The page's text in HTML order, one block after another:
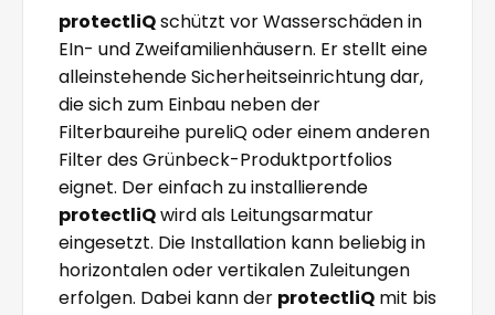
protectliQschützt vor Wasserschäden in
EIn- und Zweifamilienhäusern. Er stellt eine
alleinstehende Sicherheitseinrichtung dar,
die sich zum Einbau neben der
Filterbaureihe pureliQ oder einem anderen
Filter des Grünbeck-Produktportfolios
eignet. Der einfach zu installierende
protectliQwird als Leitungsarmatur
eingesetzt. Die Installation kann beliebig in
horizontalen oder vertikalen Zuleitungen
erfolgen. Dabei kann der protectliQ mit bis